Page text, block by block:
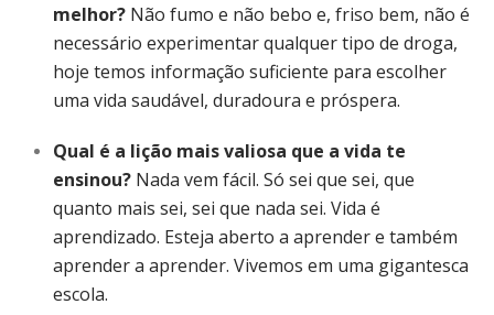
melhor? Não fumo e não bebo e, friso bem, não é
necessário experimentar qualquer tipo de droga,
hoje temos informação suficiente para escolher
uma vida saudável, duradoura e próspera.
Qual é a lição mais valiosa que a vida te
ensinou? Nada vem fácil. Só sei que sei, que
quanto mais sei, sei que nada sei. Vida é
aprendizado. Esteja aberto a aprender e também
aprender a aprender. Vivemos em uma gigantesca
escola.